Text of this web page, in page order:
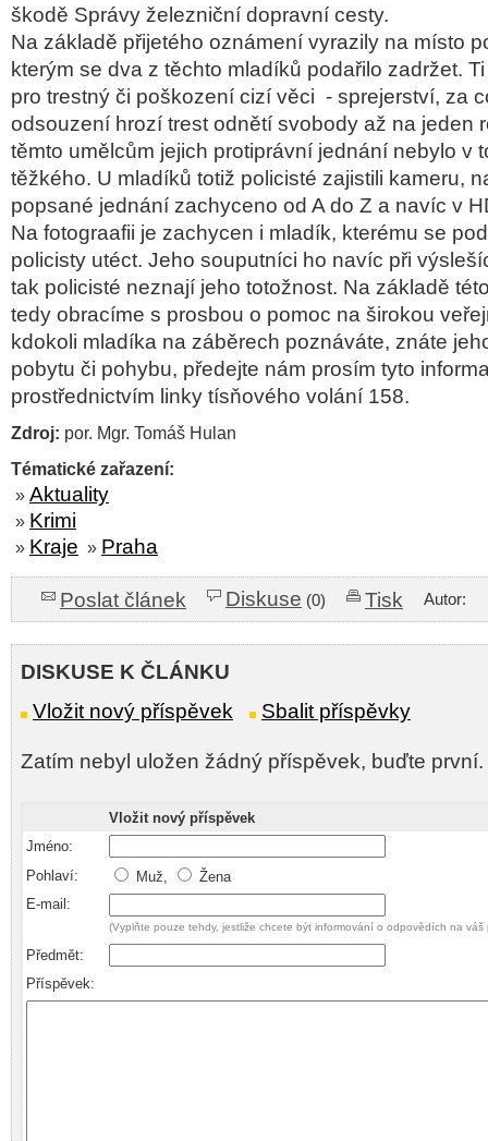
škodě Správy železniční dopravní cesty.
Na základě přijetého oznámení vyrazily na místo
kterým se dva z těchto mladíků podařilo zadržet.
pro trestný či poškození cizí věci - sprejerství, za
odsouzení hrozí trest odnětí svobody až na jeden
těmto umělcům jejich protiprávní jednání nebylo v
těžkého. U mladíků totiž policisté zajistili kameru,
popsané jednání zachyceno od A do Z a navíc v
Na fotograafii je zachycen i mladík, kterému se
policisty utéct. Jeho souputníci ho navíc při
tak policisté neznají jeho totožnost. Na základě
tedy obracíme s prosbou o pomoc na širokou
kdokoli mladíka na záběrech poznáváte, znáte
pobytu či pohybu, předejte nám prosím tyto
prostřednictvím linky tísňového volání 158.
Zdroj: por. Mgr. Tomáš Hulan
Tématické zařazení:
» Aktuality
» Krimi
» Kraje » Praha
Poslat článek Diskuse (0) Tisk Autor:
DISKUSE K ČLÁNKU
Vložit nový příspěvek
Sbalit příspěvky
Zatím nebyl uložen žádný příspěvek, buďte první.
Vložit nový příspěvek
Jméno:
Pohlaví:
Muž,
Žena
E-mail:
(Vyplňte pouze tehdy, jestliže chcete být informování o odpovědích na váš
Předmět:
Příspěvek: